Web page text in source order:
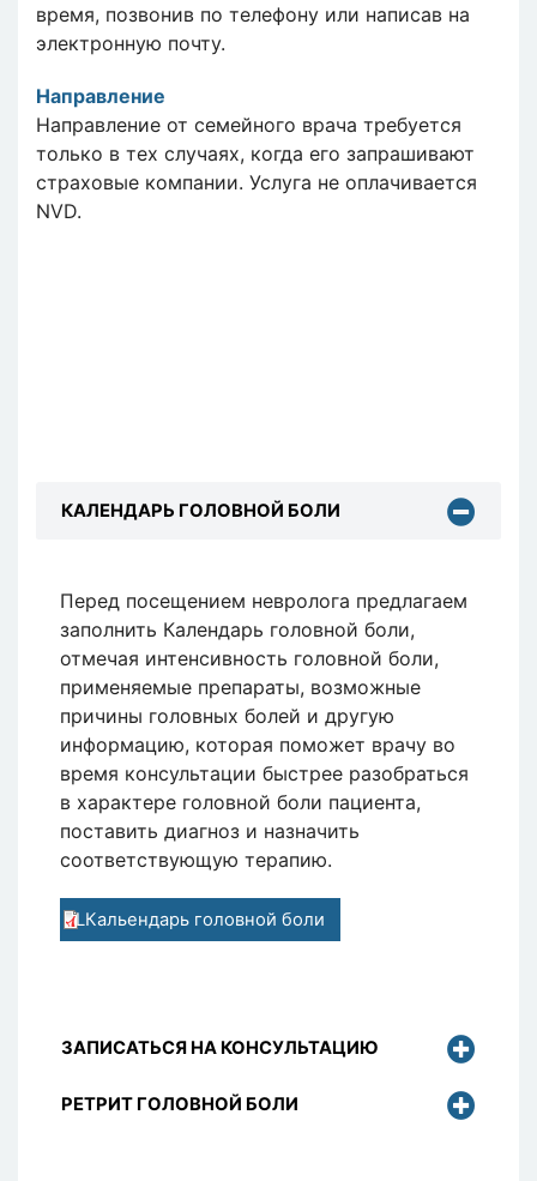
время, позвонив по телефону или написав на
электронную почту.
Направление
Направление от семейного врача требуется
только в тех случаях, когда его запрашивают
страховые компании. Услуга не оплачивается
NVD.
КАЛЕНДАРЬ ГОЛОВНОЙ БОЛИ
Перед посещением невролога предлагаем
заполнить Календарь головной боли,
отмечая интенсивность головной боли,
применяемые препараты, возможные
причины головных болей и другую
информацию, которая поможет врачу во
время консультации быстрее разобраться
в характере головной боли пациента,
поставить диагноз и назначить
соответствующую терапию.
LКальендарь головной боли
ЗАПИСАТЬСЯ НА КОНСУЛЬТАЦИЮ
РЕТРИТ ГОЛОВНОЙ БОЛИ